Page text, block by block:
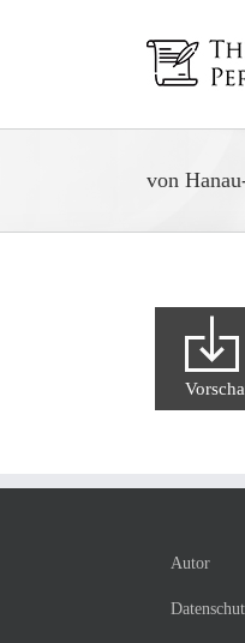
von
Autor